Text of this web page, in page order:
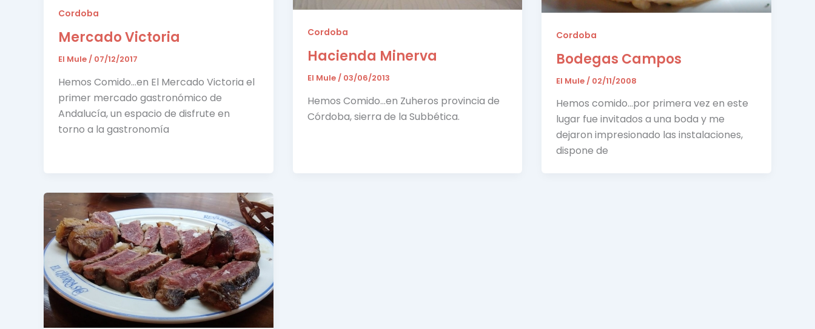
Cordoba
Mercado Victoria
El Mule/ 07/12/2017
Hemos Comido…en El Mercado Victoria el
primer mercado gastronómico de
Andalucía, un espacio de disfrute en
torno a la gastronomía
Cordoba
Hacienda Minerva
El Mule/ 03/06/2013
Hemos Comido…en Zuheros provincia de
Córdoba, sierra de la Subbética.
Cordoba
Bodegas Campos
El Mule / 02/11/2008
Hemos comido…por primera vez en este
lugar fue invitados a una boda y me
dejaron impresionado las instalaciones,
dispone de